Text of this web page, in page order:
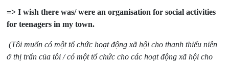
=> I wish there was/ were an organisation for social activities
for teenagers in my town.
(Tôi muốn có một tổ chức hoạt động xã hội cho thanh thiếu niên
ở thị trấn của tôi / có một tổ chức cho các hoạt động xã hội cho